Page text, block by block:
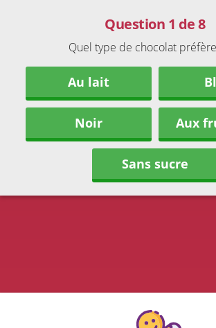
Question 1 de 8
Quel type de chocolat
Au lait
Noir Aux
Sans sucre